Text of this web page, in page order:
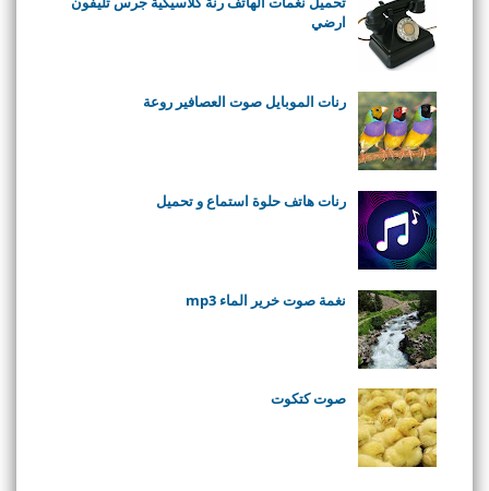
ارضي
رنات الموبايل صوت العصافير روعة
رنات هاتف حلوة استماع و تحميل
نغمة صوت خرير الماء mp3
صوت كتكوت